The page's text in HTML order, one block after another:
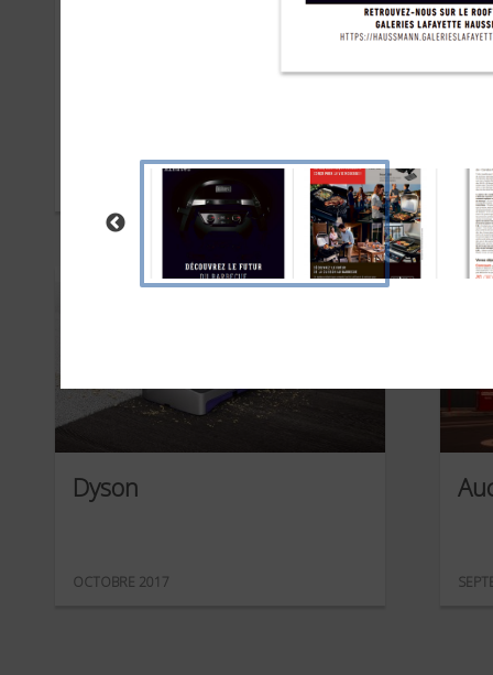
Dyson
OCTOBRE 2017